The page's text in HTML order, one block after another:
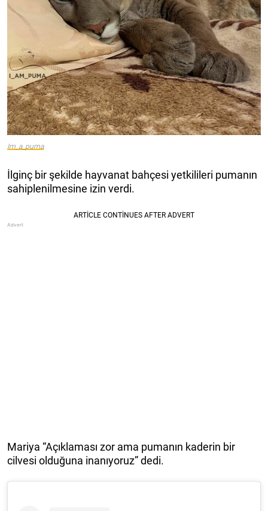
Im_a_puma
İlginç bir şekilde hayvanat bahçesi yetkilileri pumanın
sahiplenilmesine izin verdi.
Mariya “Açıklaması zor ama pumanın kaderin bir
cilvesi olduğuna inanıyoruz” dedi.